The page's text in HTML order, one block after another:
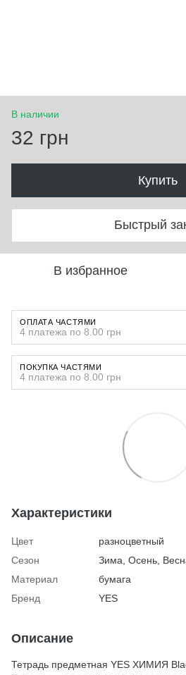
В наличии
32 грн
Купить
Быстрый
В избранное
ОПЛАТА ЧАСТЯМИ
4 платежа по 8.00 грн
ПОКУПКА ЧАСТЯМИ
4 платежа по 8.00 грн
Характеристики
Цвет
разноцветный
Сезон
Зима, Осень,
Материал
бумага
Бренд
YES
Описание
Тетрадь предметная YES ХИМИЯ